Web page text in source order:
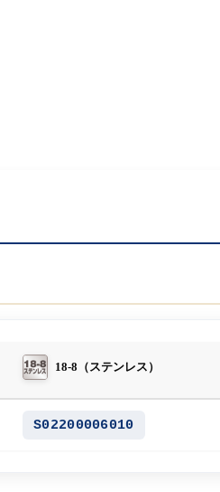
18-8（ステンレス）
S02200006010